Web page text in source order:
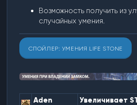
Возможность получить из
случайных умения.
СПОЙЛЕР: УМЕНИЯ LIFE STONE
Aden
Увеличивает